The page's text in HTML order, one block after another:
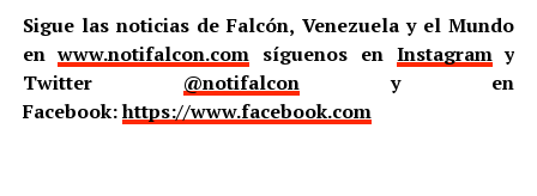
Sigue las noticias de Falcón, Venezuela y el Mundo
enwww.notifalcon.com síguenos en Instagramy
Twitter @notifalcony en
Facebook:https://www.facebook.com